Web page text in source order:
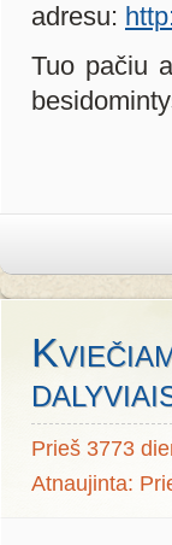
adresu:
Tuo pačiu
Prieš 3773
Atnaujinta: